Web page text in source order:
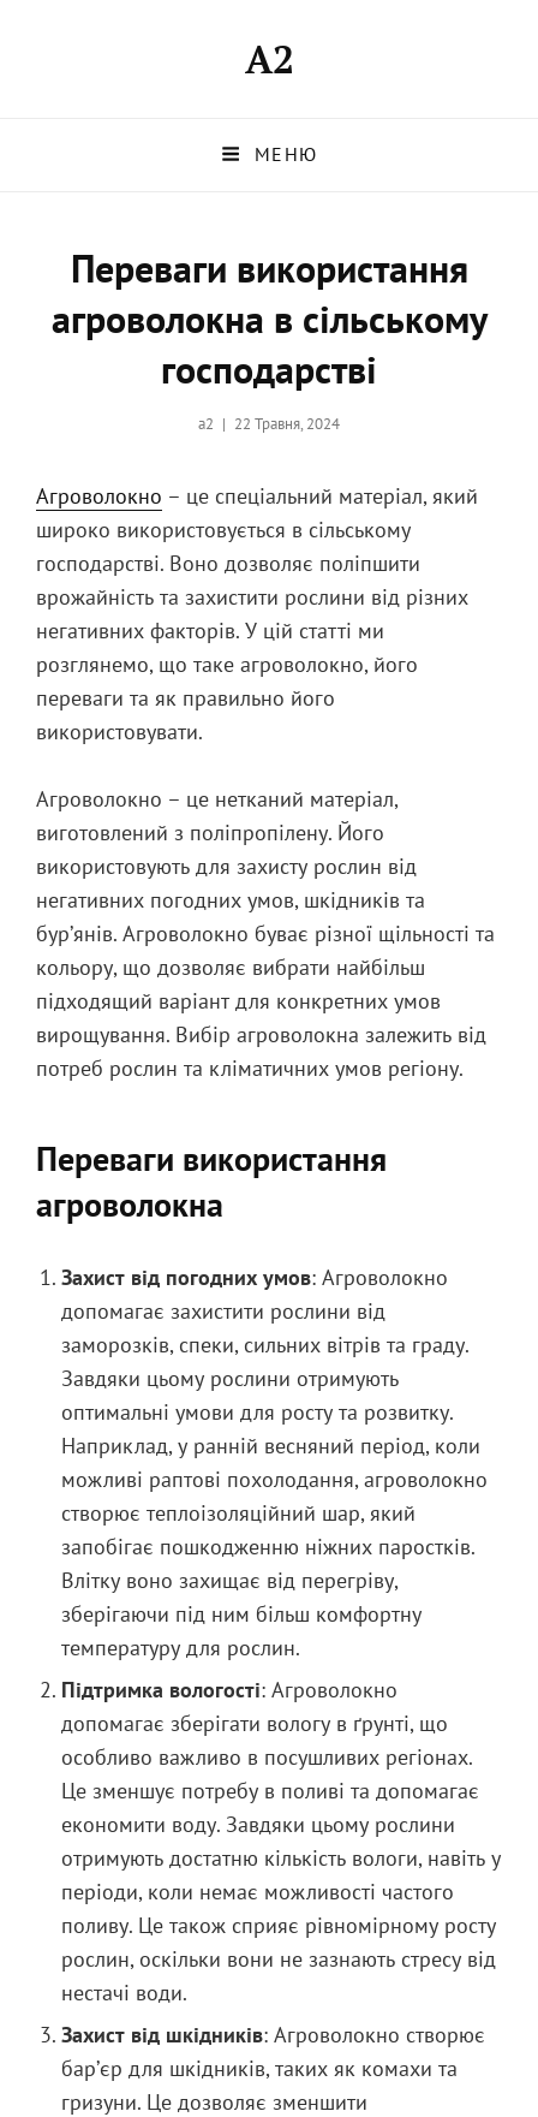
A2
МЕНЮ
Переваги використання
агроволокна в сільському
господарстві
a2
Опубликовано
22 Травня, 2024
Агроволокно – це спеціальний матеріал, який
широко використовується в сільському
господарстві. Воно дозволяє поліпшити
врожайність та захистити рослини від різних
негативних факторів. У цій статті ми
розглянемо, що таке агроволокно, його
переваги та як правильно його
використовувати.
Агроволокно – це нетканий матеріал,
виготовлений з поліпропілену. Його
використовують для захисту рослин від
негативних погодних умов, шкідників та
бур’янів. Агроволокно буває різної щільності та
кольору, що дозволяє вибрати найбільш
підходящий варіант для конкретних умов
вирощування. Вибір агроволокна залежить від
потреб рослин та кліматичних умов регіону.
Переваги використання
агроволокна
Захист від погодних умов: Агроволокно
допомагає захистити рослини від
заморозків, спеки, сильних вітрів та граду.
Завдяки цьому рослини отримують
оптимальні умови для росту та розвитку.
Наприклад, у ранній весняний період, коли
можливі раптові похолодання, агроволокно
створює теплоізоляційний шар, який
запобігає пошкодженню ніжних паростків.
Влітку воно захищає від перегріву,
зберігаючи під ним більш комфортну
температуру для рослин.
Підтримка вологості: Агроволокно
допомагає зберігати вологу в ґрунті, що
особливо важливо в посушливих регіонах.
Це зменшує потребу в поливі та допомагає
економити воду. Завдяки цьому рослини
отримують достатню кількість вологи, навіть у
періоди, коли немає можливості частого
поливу. Це також сприяє рівномірному росту
рослин, оскільки вони не зазнають стресу від
нестачі води.
Захист від шкідників: Агроволокно створює
бар’єр для шкідників, таких як комахи та
гризуни. Це дозволяє зменшити